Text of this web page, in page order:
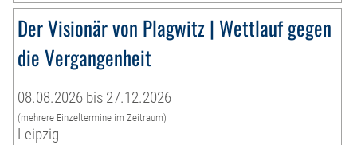
Der Visionär von Plagwitz | Wettlauf gegen
die Vergangenheit
08.08.2026 bis 27.12.2026
(mehrere Einzeltermine im Zeitraum)
Leipzig